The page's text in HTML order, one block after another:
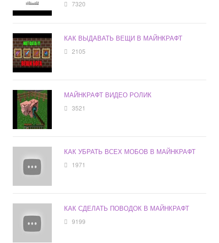
7320
КАК ВЫДАВАТЬ ВЕЩИ В МАЙНКРАФТ
2105
МАЙНКРАФТ ВИДЕО РОЛИК
3521
КАК УБРАТЬ ВСЕХ МОБОВ В МАЙНКРАФТ
1971
КАК СДЕЛАТЬ ПОВОДОК В МАЙНКРАФТ
9199